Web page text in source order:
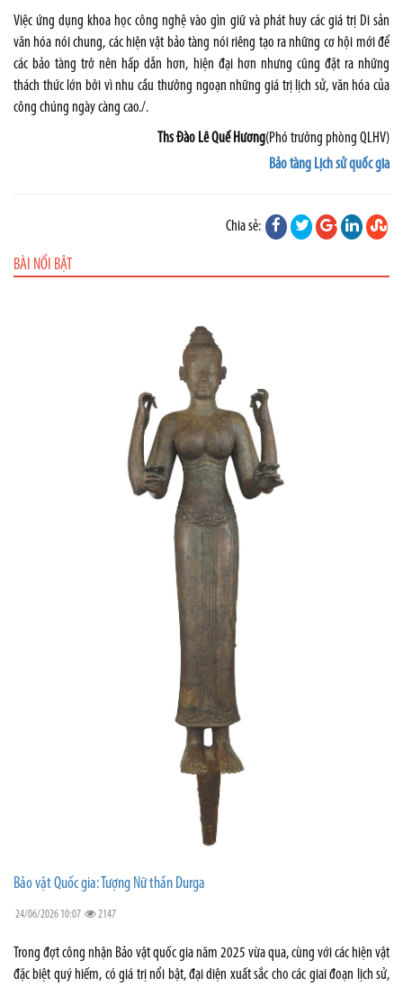
Việc ứng dụng khoa học công nghệ vào gìn giữ và phát huy các giá trị Di sản
văn hóa nói chung, các hiện vật bảo tàng nói riêng tạo ra những cơ hội mới để
các bảo tàng trở nên hấp dẫn hơn, hiện đại hơn nhưng cũng đặt ra những
thách thức lớn bởi vì nhu cầu thưởng ngoạn những giá trị lịch sử, văn hóa của
công chúng ngày càng cao./.
Ths Đào Lê Quế Hương(Phó trưởng phòng QLHV)
Bảo tàng Lịch sử quốc gia
Chia sẻ:
BÀI NỔI BẬT
Bảo vật Quốc gia: Tượng Nữ thần Durga
24/06/2026 10:07 2147
Trong đợt công nhận Bảo vật quốc gia năm 2025 vừa qua, cùng với các hiện vật
đặc biệt quý hiếm, có giá trị nổi bật, đại diện xuất sắc cho các giai đoạn lịch sử,